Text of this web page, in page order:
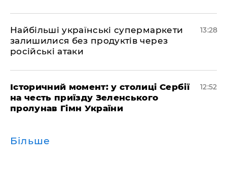
Найбільші українські супермаркети
залишилися без продуктів через
російські атаки
13:28
Історичний момент: у столиці Сербії
на честь приїзду Зеленського
пролунав Гімн України
12:52
Більше